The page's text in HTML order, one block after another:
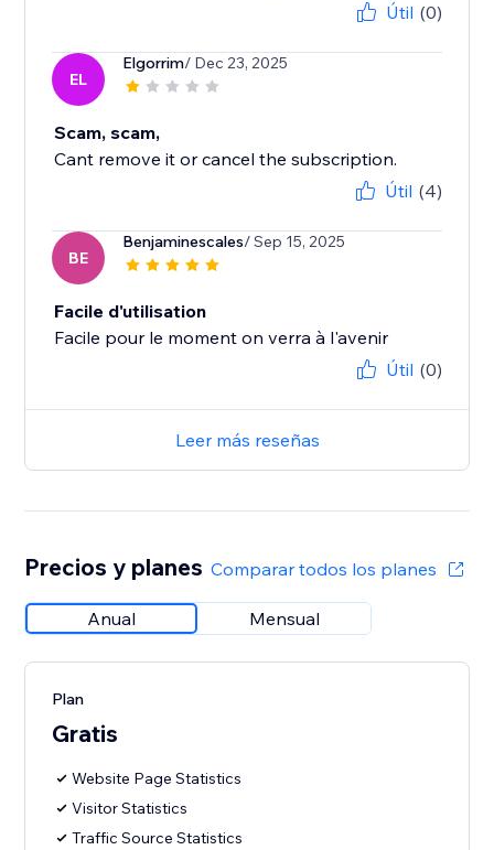
Útil (0)
EL
Elgorrim/ Dec 23, 2025
Scam, scam,
Cant remove it or cancel the subscription.
Útil (4)
BE
Benjaminescales/ Sep 15, 2025
Facile d'utilisation
Facile pour le moment on verra à l'avenir
Útil (0)
Leer más reseñas
Precios y planes Comparar todos los planes
Anual Mensual
Plan
Gratis
Website Page Statistics
Visitor Statistics
Traffic Source Statistics